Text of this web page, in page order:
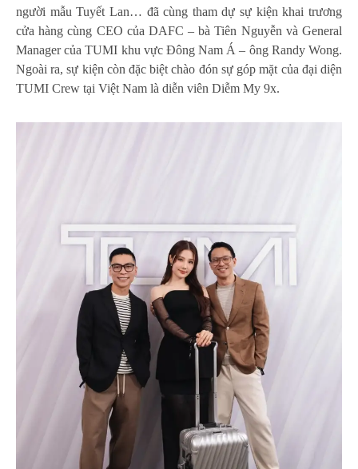
người mẫu Tuyết Lan… đã cùng tham dự sự kiện khai trương
cửa hàng cùng CEO của DAFC – bà Tiên Nguyễn và General
Manager của TUMI khu vực Đông Nam Á – ông Randy Wong.
Ngoài ra, sự kiện còn đặc biệt chào đón sự góp mặt của đại diện
TUMI Crew tại Việt Nam là diễn viên Diễm My 9x.